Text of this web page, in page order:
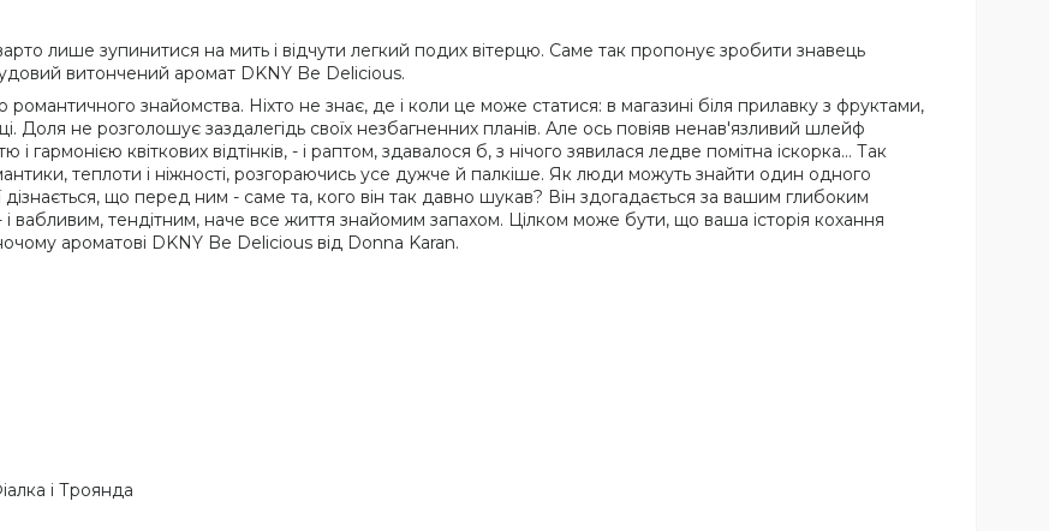
лише зупинитися на мить і відчути легкий подих вітерцю. Саме так пропонує зробити знавець
витончений аромат DKNY Be Delicious.
знайомства. Ніхто не знає, де і коли це може статися: в магазині біля прилавку з фруктами,
Доля не розголошує заздалегідь своїх незбагненних планів. Але ось повіяв ненав'язливий шлейф
гармонією квіткових відтінків, - і раптом, здавалося б, з нічого зявилася ледве помітна іскорка… Так
теплоти і ніжності, розгораючись усе дужче й палкіше. Як люди можуть знайти один одного
дізнається, що перед ним - саме та, кого він так давно шукав? Він здогадається за вашим глибоким
тендітним, наче все життя знайомим запахом. Цілком може бути, що ваша історія кохання
ароматові DKNY Be Delicious від Donna Karan.
і Троянда